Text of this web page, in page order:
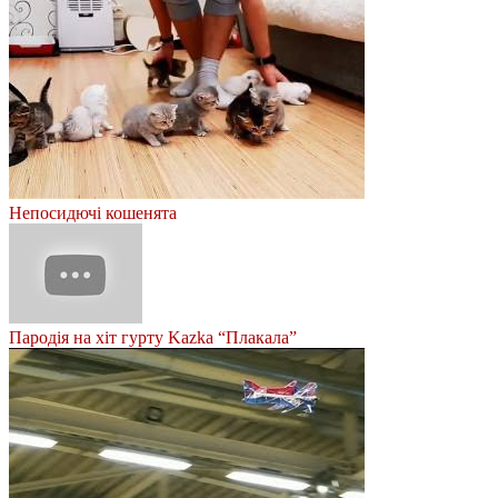
Непосидючі кошенята
Пародія на хіт гурту Kazka “Плакала”